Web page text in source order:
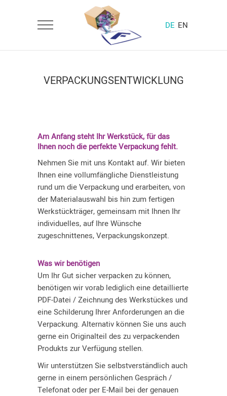
DE EN
VERPACKUNGSENTWICKLUNG
Am Anfang steht Ihr Werkstück, für das
Ihnen noch die perfekte Verpackung fehlt.
Nehmen Sie mit uns Kontakt auf. Wir bieten
Ihnen eine vollumfängliche Dienstleistung
rund um die Verpackung und erarbeiten, von
der Materialauswahl bis hin zum fertigen
Werkstückträger, gemeinsam mit Ihnen Ihr
individuelles, auf Ihre Wünsche
zugeschnittenes, Verpackungskonzept.
Was wir benötigen
Um Ihr Gut sicher verpacken zu können,
benötigen wir vorab lediglich eine detaillierte
PDF-Datei / Zeichnung des Werkstückes und
eine Schilderung Ihrer Anforderungen an die
Verpackung. Alternativ können Sie uns auch
gerne ein Originalteil des zu verpackenden
Produkts zur Verfügung stellen.
Wir unterstützen Sie selbstverständlich auch
gerne in einem persönlichen Gespräch /
Telefonat oder per E-Mail bei der genauen